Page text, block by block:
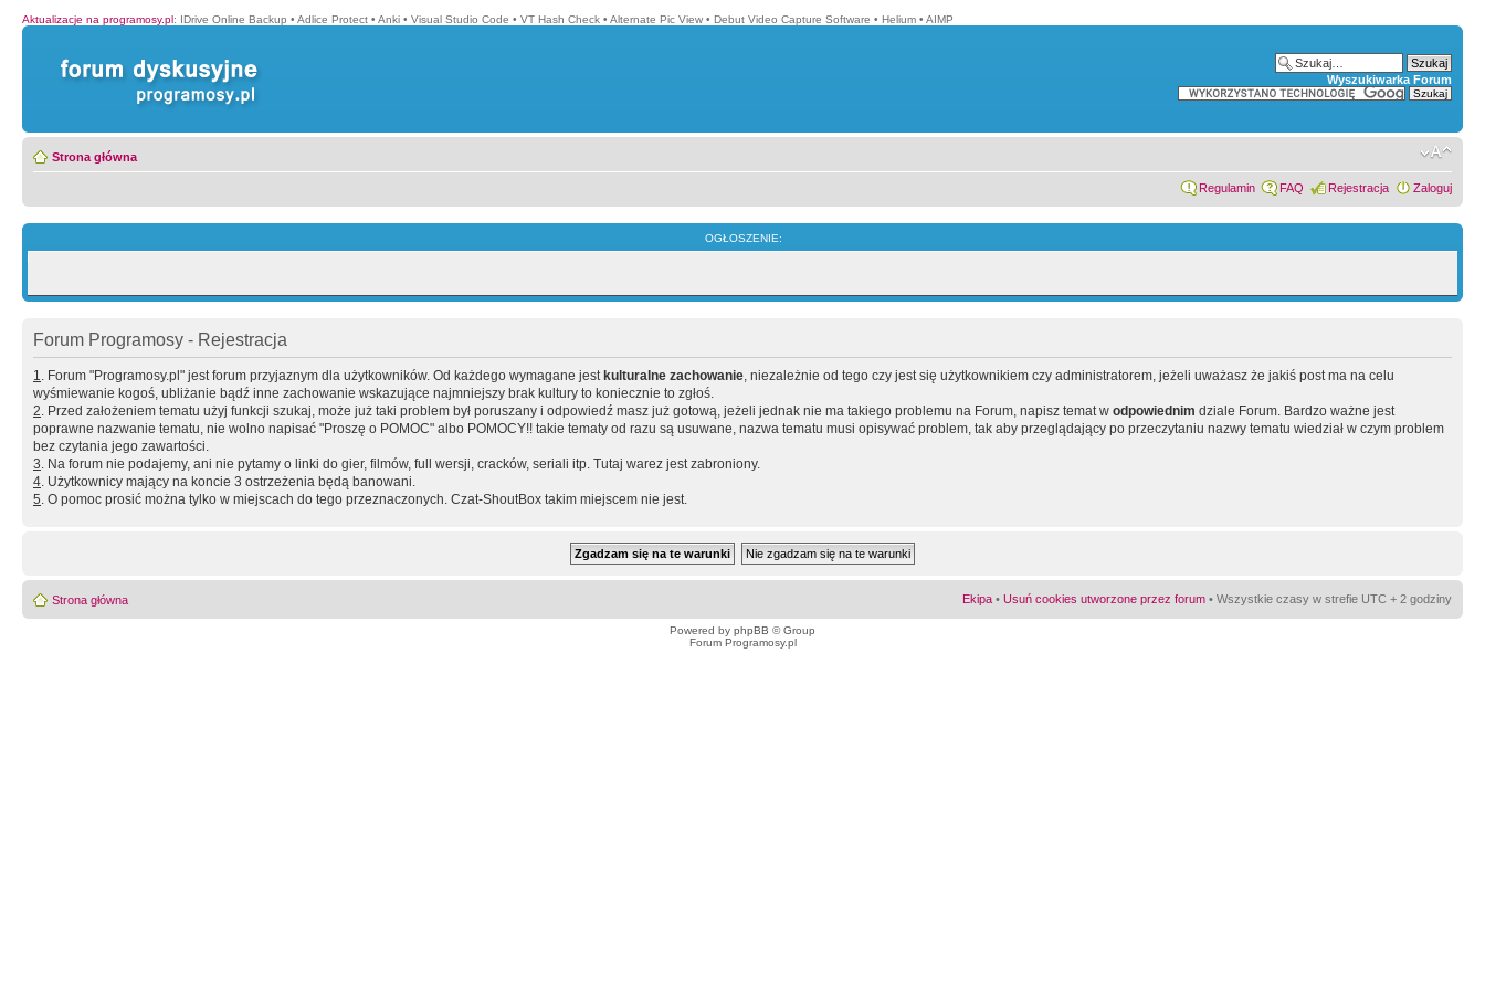
Aktualizacje na programosy.pl: IDrive Online Backup • Adlice Protect • Anki • Visual Studio Code • VT Hash Check • Alternate Pic View • Debut Video Capture Software • Helium • AIMP
Wyszukiwarka Forum
Strona główna
Regulamin FAQ Rejestracja Zaloguj
OGŁOSZENIE:
Forum Programosy - Rejestracja
1. Forum "Programosy.pl" jest forum przyjaznym dla użytkowników. Od każdego wymagane jest kulturalne zachowanie, niezależnie od tego czy jest się użytkownikiem czy administratorem, jeżeli uważasz że jakiś post ma na celu
wyśmiewanie kogoś, ubliżanie bądź inne zachowanie wskazujące najmniejszy brak kultury to koniecznie to zgłoś.
2. Przed założeniem tematu użyj funkcji szukaj, może już taki problem był poruszany i odpowiedź masz już gotową, jeżeli jednak nie ma takiego problemu na Forum, napisz temat w odpowiednim dziale Forum. Bardzo ważne jest
poprawne nazwanie tematu, nie wolno napisać "Proszę o POMOC" albo POMOCY!! takie tematy od razu są usuwane, nazwa tematu musi opisywać problem, tak aby przeglądający po przeczytaniu nazwy tematu wiedział w czym problem
bez czytania jego zawartości.
3. Na forum nie podajemy, ani nie pytamy o linki do gier, filmów, full wersji, cracków, seriali itp. Tutaj warez jest zabroniony.
4. Użytkownicy mający na koncie 3 ostrzeżenia będą banowani.
5. O pomoc prosić można tylko w miejscach do tego przeznaczonych. Czat-ShoutBox takim miejscem nie jest.
Strona główna Ekipa • Usuń cookies utworzone przez forum • Wszystkie czasy w strefie UTC + 2 godziny
Powered by phpBB © Group
Forum Programosy.pl